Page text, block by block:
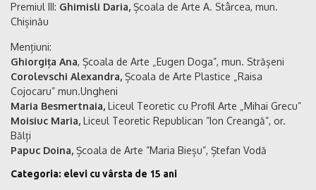
Premiul III: Ghimisli Daria, Școala de Arte A. Stârcea, mun.
Chișinău
Mențiuni:
Ghiorgița Ana, Școala de Arte „Eugen Doga”, mun. Strășeni
Corolevschi Alexandra, Școala de Arte Plastice „Raisa
Cojocaru” mun.Ungheni
Maria Besmertnaia, Liceul Teoretic cu Profil Arte „Mihai Grecu”
Moisiuc Maria, Liceul Teoretic Republican ”Ion Creangă”, or.
Bălți
Papuc Doina, Școala de Arte ”Maria Bieșu”, Ștefan Vodă
Categoria: elevi cu vârsta de 15 ani